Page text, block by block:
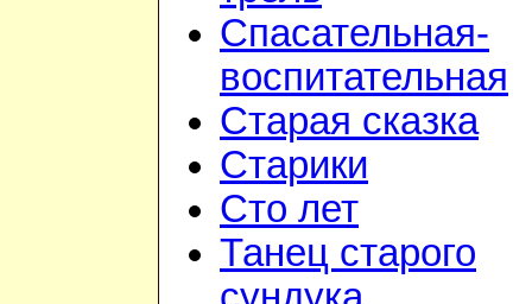
Спасательная-
воспитательная
Старая сказка
Старики
Сто лет
Танец старого